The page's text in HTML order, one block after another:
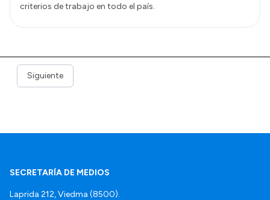
criterios de trabajo en todo el país.
Siguiente
SECRETARÍA DE MEDIOS
Laprida 212, Viedma (8500).